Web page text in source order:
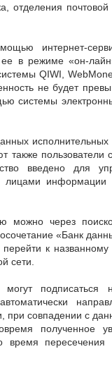
отделения
интернет-
в режиме «он-
QIWI,
не будет
системы
также пользователи
введено для
лицами информации
можно через
«Банк
к
сети.
подписаться
при совпадении с
полученное
время пересечения